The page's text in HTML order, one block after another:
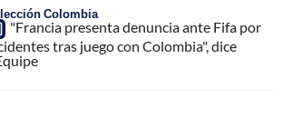
Colombia
"Francia presenta denuncia ante Fifa por
tras juego con Colombia", dice